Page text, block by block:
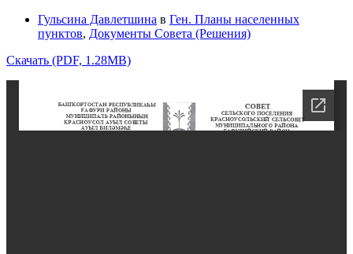
Гульсина Давлетшина в Ген. Планы населенных
пунктов, Документы Совета (Решения)
Скачать (PDF, 1.28MB)